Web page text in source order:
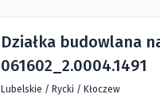
Działka budowlana
061602_2.0004.1491
Lubelskie / Rycki / Kłoczew